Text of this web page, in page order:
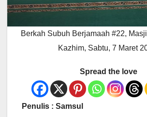
Berkah Subuh Berjamaah #22,
Kazhim, Sabtu, 7 Maret
Spread the love
Penulis : Samsul